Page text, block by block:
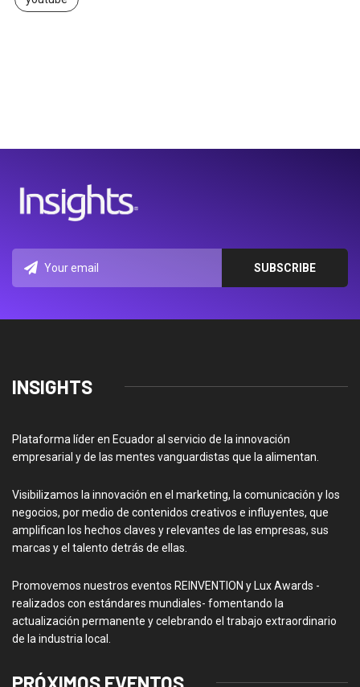
INSIGHTS
Plataforma líder en Ecuador al servicio de la innovación
empresarial y de las mentes vanguardistas que la alimentan.
Visibilizamos la innovación en el marketing, la comunicación y los
negocios, por medio de contenidos creativos e influyentes, que
amplifican los hechos claves y relevantes de las empresas, sus
marcas y el talento detrás de ellas.
Promovemos nuestros eventos REINVENTION y Lux Awards -
realizados con estándares mundiales- fomentando la
actualización permanente y celebrando el trabajo extraordinario
de la industria local.